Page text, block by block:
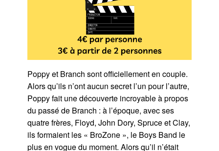
Poppy et Branch sont officiellement en couple.
Alors qu’ils n’ont aucun secret l’un pour l’autre,
Poppy fait une découverte incroyable à propos
du passé de Branch : à l’époque, avec ses
quatre frères, Floyd, John Dory, Spruce et Clay,
ils formaient les « BroZone », le Boys Band le
plus en vogue du moment. Alors qu’il n’était